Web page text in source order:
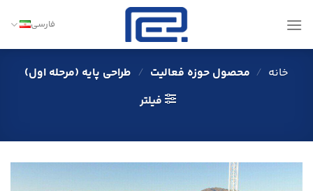
فارسی
خانه / محصول حوزه فعالیت / طراحی پایه (مرحله اول)
فیلتر